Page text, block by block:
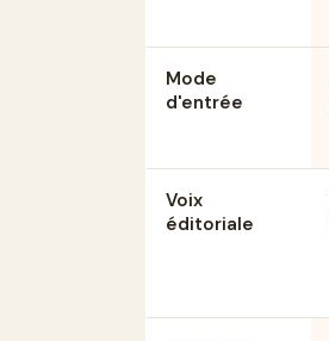
Mode
d'entrée
Voix
éditoriale